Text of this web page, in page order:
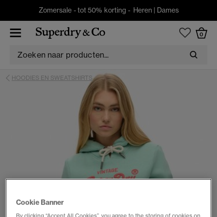
Zomersale - tot 50% korting - Heren | Dames
0
HOODIES EN SWEATSHIRTS
Cookie Banner